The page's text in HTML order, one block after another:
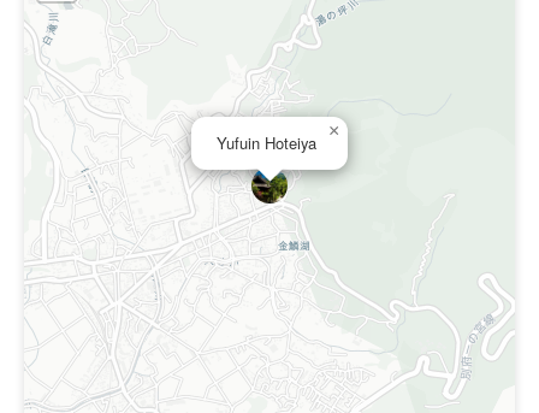
Yufuin Hoteiya
×